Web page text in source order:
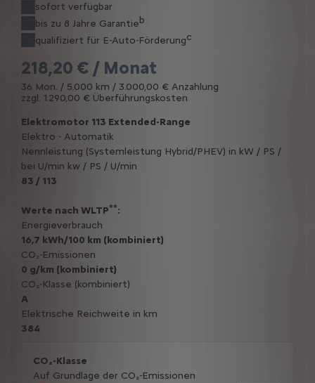
sofort verfügbar
bis zu 8 Jahre Garantieb
qualifiziert für E-Auto-Förderungc
218,20 € / Monat
36 Mon. / 5.000 km / 3.000,00 € Anzahlung
zzgl. 1.290,00 € Überführungskosten
Elektromotor 113 Extended-Range
Elektro - Automatik
Nennleistung (Systemleistung Hybrid/PHEV) in kW / PS /
bei U/min kw / PS / U/min
83 / 113
Werte nach WLTP**:
Energieverbrauch
16,7 kWh/100 km (kombiniert)
CO₂-Emissionen
0 g/km (kombiniert)
CO₂-Klasse (kombiniert)
A
Elektrische Reichweite in km
384
CO₂-Klasse
Auf Grundlage der CO₂-Emissionen